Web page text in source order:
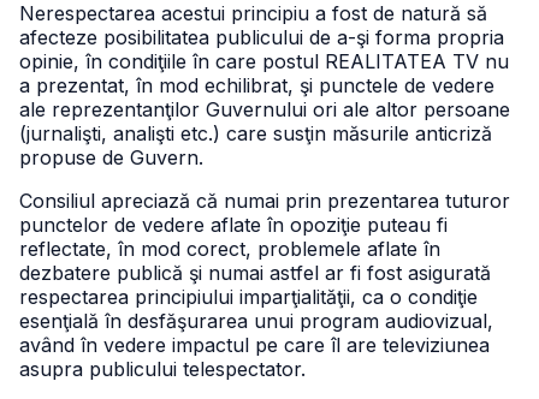
Nerespectarea acestui principiu a fost de natură să
afecteze posibilitatea publicului de a-şi forma propria
opinie, în condiţiile în care postul REALITATEA TV nu
a prezentat, în mod echilibrat, şi punctele de vedere
ale reprezentanţilor Guvernului ori ale altor persoane
(jurnalişti, analişti etc.) care susţin măsurile anticriză
propuse de Guvern.
Consiliul apreciază că numai prin prezentarea tuturor
punctelor de vedere aflate în opoziţie puteau fi
reflectate, în mod corect, problemele aflate în
dezbatere publică şi numai astfel ar fi fost asigurată
respectarea principiului imparţialităţii, ca o condiţie
esenţială în desfăşurarea unui program audiovizual,
având în vedere impactul pe care îl are televiziunea
asupra publicului telespectator.